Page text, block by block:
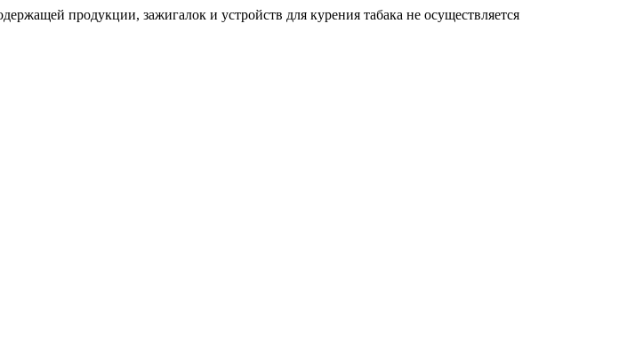
продукции, зажигалок и устройств для курения табака не осуществляется